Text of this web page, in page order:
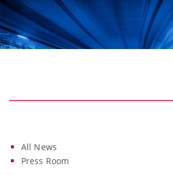
All News
Press Room